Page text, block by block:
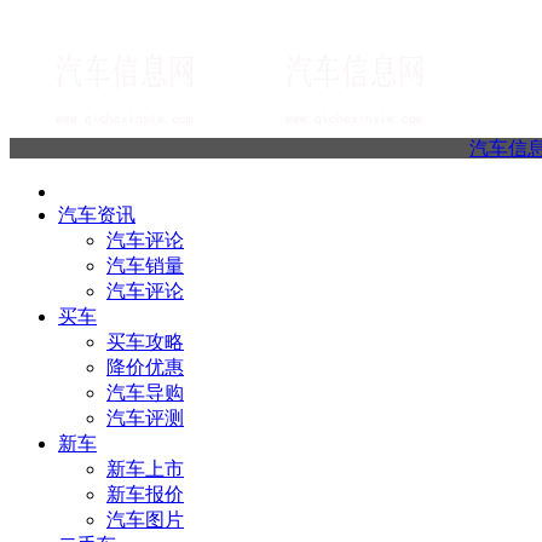
汽车信
汽车资讯
汽车评论
汽车销量
汽车评论
买车
买车攻略
降价优惠
汽车导购
汽车评测
新车
新车上市
新车报价
汽车图片